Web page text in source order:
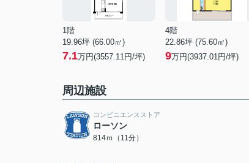
1階
19.96坪 (66.00㎡)
7.1万円(3557.11円/坪)
4階
22.86坪 (75.60㎡)
9万円(3937.01円/坪)
周辺施設
コンビニエンスストア
ローソン
814ｍ（11分）